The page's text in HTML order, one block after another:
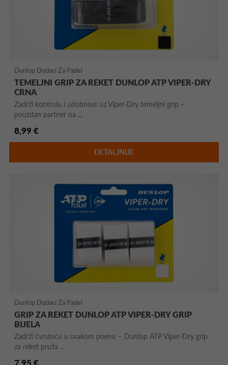
Dunlop Dodaci Za Padel
TEMELJNI GRIP ZA REKET DUNLOP ATP VIPER-DRY
CRNA
Zadrži kontrolu i udobnost uz Viper-Dry temeljni grip –
pouzdan partner na ...
8,99 €
DETALJNIJE
Dunlop Dodaci Za Padel
GRIP ZA REKET DUNLOP ATP VIPER-DRY GRIP
BIJELA
Zadrži čvrstoću u svakom poenu – Dunlop ATP Viper-Dry grip
za reket pruža ...